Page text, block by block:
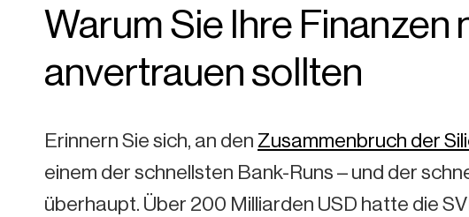
Warum Sie Ihre Finanzen
anvertrauen sollten
Erinnern Sie sich, an den Zusammenbruch der
einem der schnellsten Bank-Runs – und der
überhaupt. Über 200 Milliarden USD hatte die